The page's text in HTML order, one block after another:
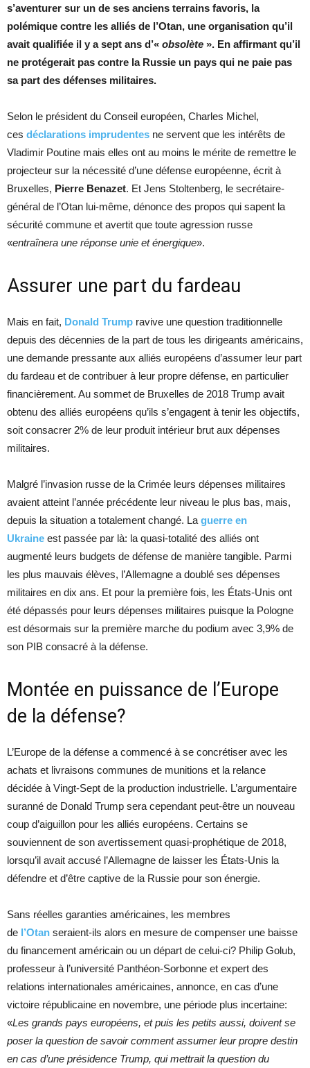
s’aventurer sur un de ses anciens terrains favoris, la
polémique contre les alliés de l’Otan, une organisation qu’il
avait qualifiée il y a sept ans d’« obsolète ». En affirmant qu’il
ne protégerait pas contre la Russie un pays qui ne paie pas
sa part des défenses militaires.
Selon le président du Conseil européen, Charles Michel,
ces déclarations imprudentes ne servent que les intérêts de
Vladimir Poutine mais elles ont au moins le mérite de remettre le
projecteur sur la nécessité d’une défense européenne, écrit à
Bruxelles, Pierre Benazet. Et Jens Stoltenberg, le secrétaire-
général de l’Otan lui-même, dénonce des propos qui sapent la
sécurité commune et avertit que toute agression russe
«entraînera une réponse unie et énergique».
Assurer une part du fardeau
Mais en fait, Donald Trump ravive une question traditionnelle
depuis des décennies de la part de tous les dirigeants américains,
une demande pressante aux alliés européens d’assumer leur part
du fardeau et de contribuer à leur propre défense, en particulier
financièrement. Au sommet de Bruxelles de 2018 Trump avait
obtenu des alliés européens qu’ils s’engagent à tenir les objectifs,
soit consacrer 2% de leur produit intérieur brut aux dépenses
militaires.
Malgré l’invasion russe de la Crimée leurs dépenses militaires
avaient atteint l’année précédente leur niveau le plus bas, mais,
depuis la situation a totalement changé. Laguerre en
Ukraine est passée par là: la quasi-totalité des alliés ont
augmenté leurs budgets de défense de manière tangible. Parmi
les plus mauvais élèves, l’Allemagne a doublé ses dépenses
militaires en dix ans. Et pour la première fois, les États-Unis ont
été dépassés pour leurs dépenses militaires puisque la Pologne
est désormais sur la première marche du podium avec 3,9% de
son PIB consacré à la défense.
Montée en puissance de l’Europe
de la défense?
L’Europe de la défense a commencé à se concrétiser avec les
achats et livraisons communes de munitions et la relance
décidée à Vingt-Sept de la production industrielle. L’argumentaire
suranné de Donald Trump sera cependant peut-être un nouveau
coup d’aiguillon pour les alliés européens. Certains se
souviennent de son avertissement quasi-prophétique de 2018,
lorsqu’il avait accusé l’Allemagne de laisser les États-Unis la
défendre et d’être captive de la Russie pour son énergie.
Sans réelles garanties américaines, les membres
de l’Otan seraient-ils alors en mesure de compenser une baisse
du financement américain ou un départ de celui-ci? Philip Golub,
professeur à l’université Panthéon-Sorbonne et expert des
relations internationales américaines, annonce, en cas d’une
victoire républicaine en novembre, une période plus incertaine:
«Les grands pays européens, et puis les petits aussi, doivent se
poser la question de savoir comment assumer leur propre destin
en cas d’une présidence Trump, qui mettrait la question du